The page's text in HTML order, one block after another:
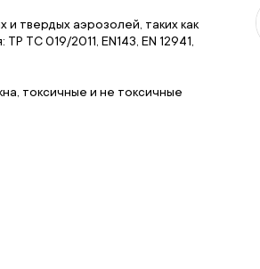
твердых аэрозолей, таких как
ТС 019/2011, EN143, EN 12941,
токсичные и не токсичные